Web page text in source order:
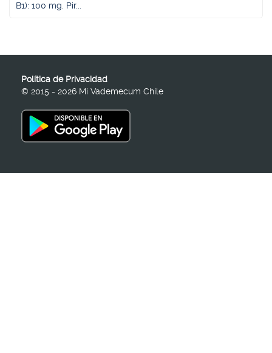
B1): 100 mg. Pir...
Política de Privacidad
© 2015 - 2026 Mi Vademecum Chile